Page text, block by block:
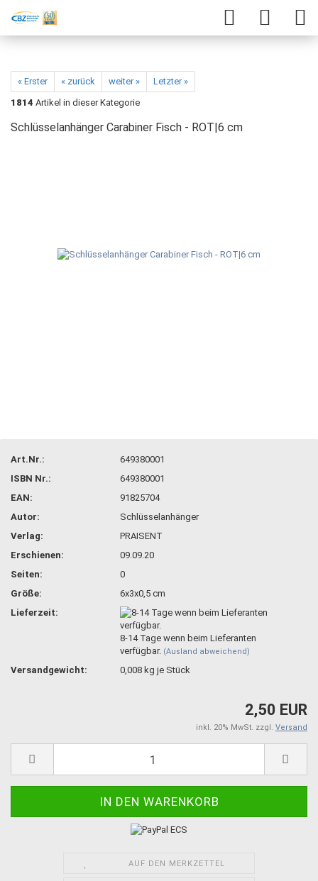
« Erster « zurück weiter »
Letzter »
1814 Artikel in dieser Kategorie
Schlüsselanhänger Carabiner Fisch - ROT|6 cm
Art.Nr.:
649380001
ISBN Nr.:
649380001
EAN:
91825704
Autor:
Schlüsselanhänger
Verlag:
PRAISENT
Erschienen:
09.09.20
Seiten:
0
Größe:
6x3x0,5 cm
Lieferzeit:
8-14 Tage wenn beim Lieferanten
verfügbar. (Ausland abweichend)
Versandgewicht: 0,008 kg je Stück
2,50 EUR
inkl. 20% MwSt. zzgl. Versand
AUF DEN MERKZETTEL